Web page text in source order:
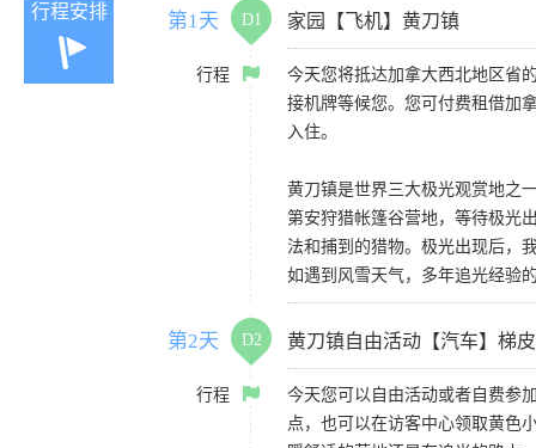
行程安排 第1天 D1 家园【飞机】黄刀镇
行程
今天您将抵达加拿大西北地区省
接机牌等候您。您可付费租借加
入住。
黄刀镇是世界三大极光观赏地之
第安狩猎帐篷谷营地，等待极光
法和捕到的猎物。极光出现后，
如遇到风雪天气，多年追光经验
第2天 D2 黄刀镇自由活动【汽车】梯
行程
今天您可以自由活动或者自费参
点，也可以在访客中心领取黄色